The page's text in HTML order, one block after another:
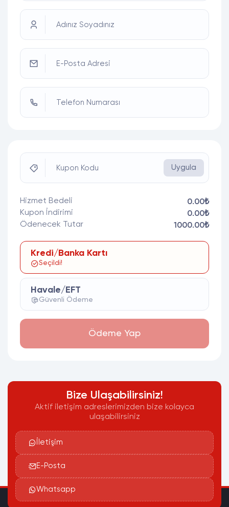
Adınız Soyadınız
E-Posta Adresi
Telefon Numarası
Kupon Kodu Uygula
Hizmet Bedeli
0.00₺
Kupon İndirimi
0.00₺
Ödenecek Tutar
1000.00₺
Kredi/Banka Kartı
Seçildi!
Havale/EFT
Güvenli Ödeme
Ödeme Yap
Bize Ulaşabilirsiniz!
Aktif iletişim adreslerimizden bize kolayca
ulaşabilirsiniz
İletişim
E-Posta
Whatsapp